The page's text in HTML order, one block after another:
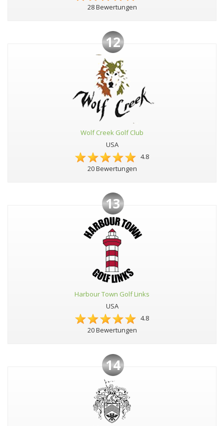
28 Bewertungen
12
Wolf Creek Golf Club
USA
4.8
20 Bewertungen
13
Harbour Town Golf Links
USA
4.8
20 Bewertungen
14